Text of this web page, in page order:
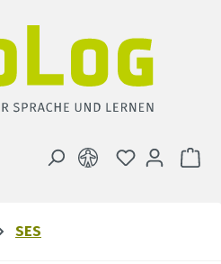
DU HAST 0
SES